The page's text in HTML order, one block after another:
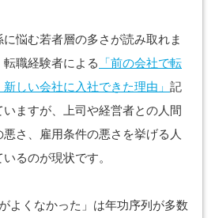
悩む若者層の多さが読み取れま
職経験者による
「前の会社で転
しい会社に入社できた理由」 記
ますが、上司や経営者との人間
さ、雇用条件の悪さを挙げる人
るのが現状です。
よくなかった」は年功序列が多数